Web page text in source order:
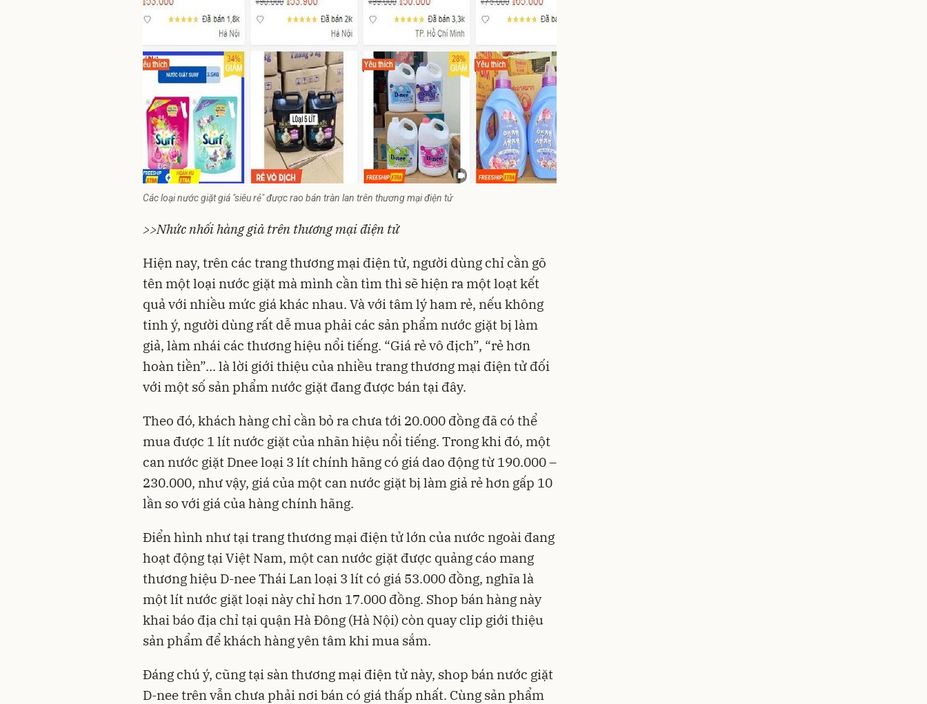
Các loại nước giặt giá "siêu rẻ" được rao bán tràn lan trên thương mại điện tử
>>Nhức nhối hàng giả trên thương mại điện tử
Hiện nay, trên các trang thương mại điện tử, người dùng chỉ cần gõ
tên một loại nước giặt mà mình cần tìm thì sẽ hiện ra một loạt kết
quả với nhiều mức giá khác nhau. Và với tâm lý ham rẻ, nếu không
tinh ý, người dùng rất dễ mua phải các sản phẩm nước giặt bị làm
giả, làm nhái các thương hiệu nổi tiếng. “Giá rẻ vô địch”, “rẻ hơn
hoàn tiền”... là lời giới thiệu của nhiều trang thương mại điện tử đối
với một số sản phẩm nước giặt đang được bán tại đây.
Theo đó, khách hàng chỉ cần bỏ ra chưa tới 20.000 đồng đã có thể
mua được 1 lít nước giặt của nhãn hiệu nổi tiếng. Trong khi đó, một
can nước giặt Dnee loại 3 lít chính hãng có giá dao động từ 190.000 –
230.000, như vậy, giá của một can nước giặt bị làm giả rẻ hơn gấp 10
lần so với giá của hàng chính hãng.
Điển hình như tại trang thương mại điện tử lớn của nước ngoài đang
hoạt động tại Việt Nam, một can nước giặt được quảng cáo mang
thương hiệu D-nee Thái Lan loại 3 lít có giá 53.000 đồng, nghĩa là
một lít nước giặt loại này chỉ hơn 17.000 đồng. Shop bán hàng này
khai báo địa chỉ tại quận Hà Đông (Hà Nội) còn quay clip giới thiệu
sản phẩm để khách hàng yên tâm khi mua sắm.
Đáng chú ý, cũng tại sàn thương mại điện tử này, shop bán nước giặt
D-nee trên vẫn chưa phải nơi bán có giá thấp nhất. Cùng sản phẩm